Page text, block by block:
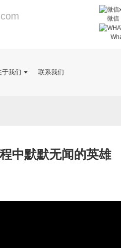
微信
于我们 联系我们
中默默无闻的英雄